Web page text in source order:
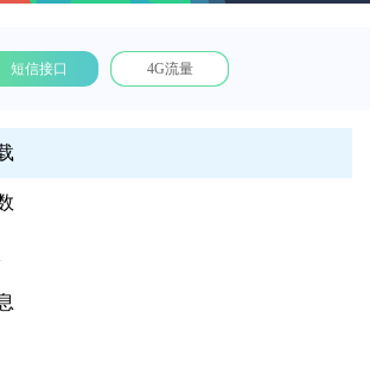
短信接口 4G流量